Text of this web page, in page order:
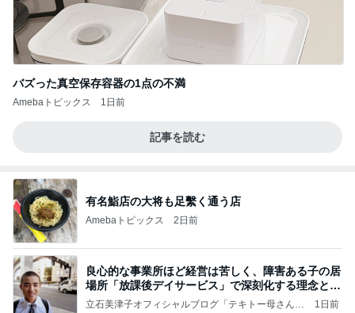
バズった真空保存容器の1点の不満
Amebaトピックス 1日前
記事を読む
有名鮨店の大将も足繫く通う店
Amebaトピックス 2日前
良心的な事業所ほど経営は苦しく、障害ある子の居
場所「放課後デイサービス」で深刻化する理念と現
実の
立石美津子オフィシャルブログ「テキトー母さんの
1日前